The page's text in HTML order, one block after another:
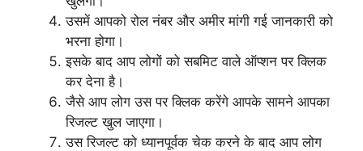
उसमें आपको रोल नंबर और अमीर मांगी गई जानकारी को
भरना होगा।
इसके बाद आप लोगों को सबमिट वाले ऑप्शन पर क्लिक
कर देना है।
जैसे आप लोग उस पर क्लिक करेंगे आपके सामने आपका
रिजल्ट खुल जाएगा।
उस रिजल्ट को ध्यानपूर्वक चेक करने के बाद आप लोग